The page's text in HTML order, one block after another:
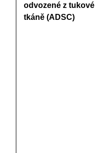
odvozené z tukové
tkáně (ADSC)